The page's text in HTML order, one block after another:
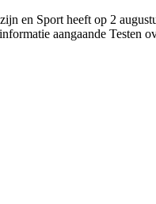
en Sport heeft op 2
aangaande Testen